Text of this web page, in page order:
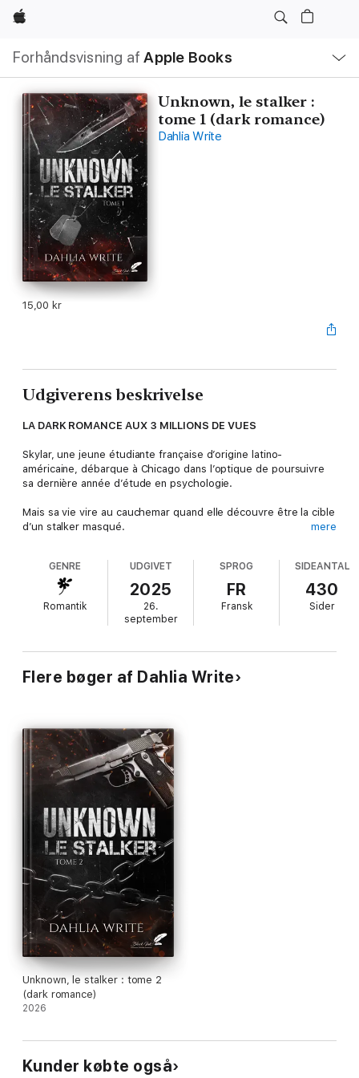
Apple
Forhåndsvisning af Apple Books
navigation
åbn
Unknown, le stalker :
tome 1 (dark romance)
Dahlia Write
15,00 kr
Udgiverens beskrivelse
LA DARK ROMANCE AUX 3 MILLIONS DE VUES
Skylar, une jeune étudiante française d’origine latino-
américaine, débarque à Chicago dans l’optique de poursuivre
sa dernière année d’étude en psychologie.
Mais sa vie vire au cauchemar quand elle découvre être la cible
d’un stalker masqué.
croissante qui s’installe entre eux, brouillant les frontières
entre la raison et la morale...
Après un accident de voiture, il a tout perdu :
Son meilleur ami.
Il connaît le responsable ; il est déterminé à le traquer et à se
venger.
mere
GENRE
Romantik
UDGIVET
2025
26.
september
SPROG
FR
Fransk
SIDEANTAL
430
Sider
Flere bøger af Dahlia Write
Unknown, le stalker : tome 2
(dark romance)
2026
Kunder købte også